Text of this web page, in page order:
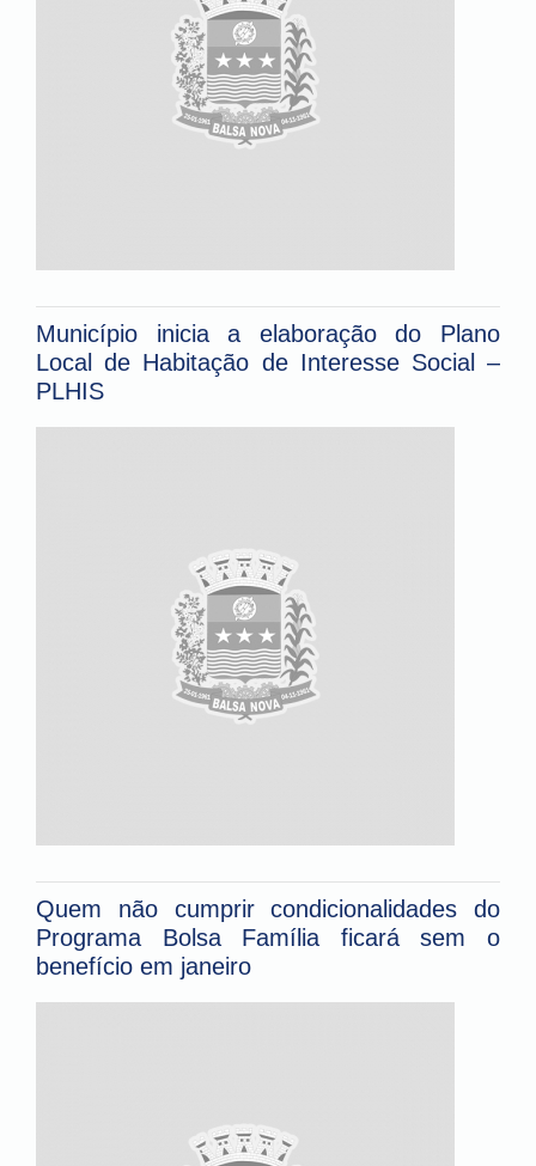
Município inicia a elaboração do Plano
Local de Habitação de Interesse Social –
PLHIS
Quem não cumprir condicionalidades do
Programa Bolsa Família ficará sem o
benefício em janeiro